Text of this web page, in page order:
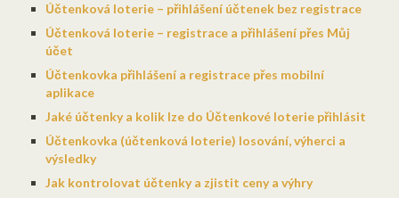
Účtenková loterie – přihlášení účtenek bez registrace
Účtenková loterie – registrace a přihlášení přes Můj
účet
Účtenkovka přihlášení a registrace přes mobilní
aplikace
Jaké účtenky a kolik lze do Účtenkové loterie přihlásit
Účtenkovka (účtenková loterie) losování, výherci a
výsledky
Jak kontrolovat účtenky a zjistit ceny a výhry